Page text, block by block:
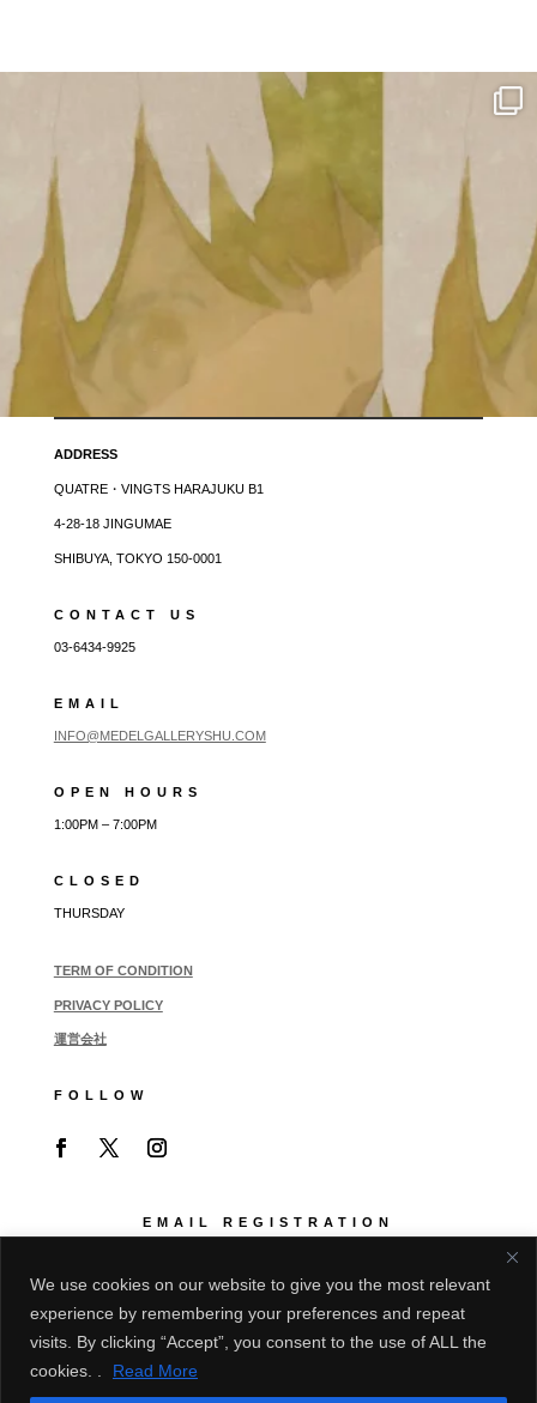
We use cookies on our website to give you the most relevant
experience by remembering your preferences and repeat
visits. By clicking “Accept”, you consent to the use of ALL the
cookies. .
Read More
ADDRESS
QUATRE・VINGTS HARAJUKU B1
4-28-18 JINGUMAE
SHIBUYA, TOKYO 150-0001
CONTACT US
03-6434-9925
EMAIL
INFO@MEDELGALLERYSHU.COM
OPEN HOURS
1:00PM – 7:00PM
CLOSED
THURSDAY
TERM OF CONDITION
PRIVACY POLICY
運営会社
FOLLOW
EMAIL REGISTRATION